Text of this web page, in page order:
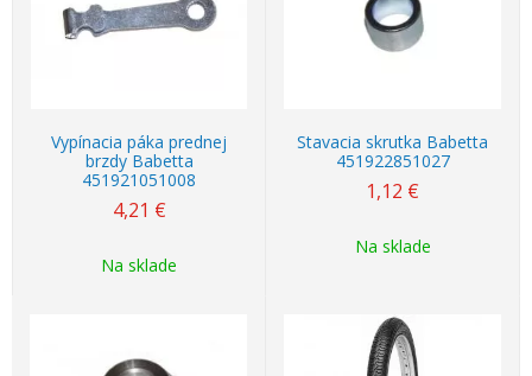
Vypínacia páka prednej
brzdy Babetta
451921051008
4,21 €
Na sklade
Stavacia skrutka Babetta
451922851027
1,12 €
Na sklade